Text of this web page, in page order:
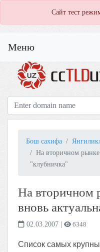
Сайт тест
Меню
Бош сахифа
На вторичном рынке
"клубничка"
На вторичном
вновь
02.03.2007 | 6348
Список самых